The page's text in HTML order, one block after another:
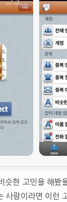
슷한 고민을 해봤
람이라면 이런